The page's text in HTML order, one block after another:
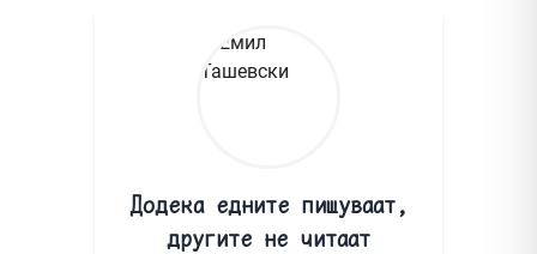
Додека едните пишуваат,
другите не читаат